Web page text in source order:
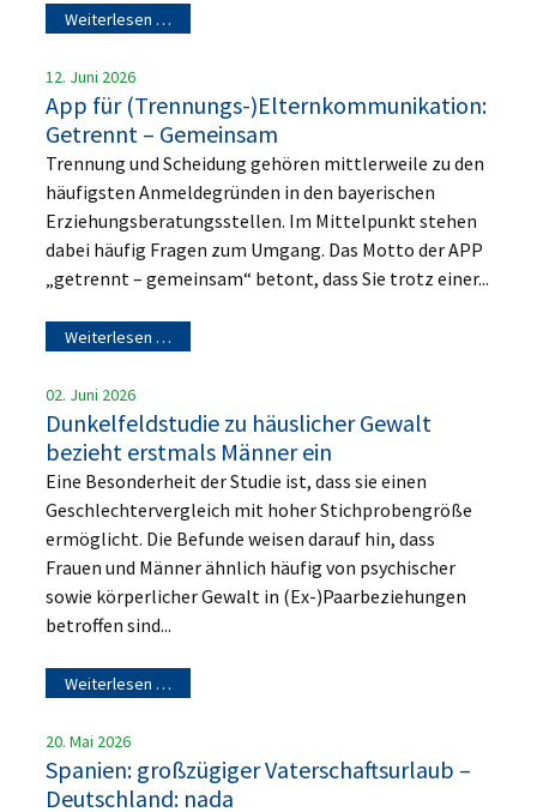
Weiterlesen …
12. Juni 2026
App für (Trennungs-)Elternkommunikation:
Getrennt – Gemeinsam
Trennung und Scheidung gehören mittlerweile zu den
häufigsten Anmeldegründen in den bayerischen
Erziehungsberatungsstellen. Im Mittelpunkt stehen
dabei häufig Fragen zum Umgang. Das Motto der APP
„getrennt – gemeinsam“ betont, dass Sie trotz einer...
Weiterlesen …
02. Juni 2026
Dunkelfeldstudie zu häuslicher Gewalt
bezieht erstmals Männer ein
Eine Besonderheit der Studie ist, dass sie einen
Geschlechtervergleich mit hoher Stichprobengröße
ermöglicht. Die Befunde weisen darauf hin, dass
Frauen und Männer ähnlich häufig von psychischer
sowie körperlicher Gewalt in (Ex-)Paarbeziehungen
betroffen sind...
Weiterlesen …
20. Mai 2026
Spanien: großzügiger Vaterschaftsurlaub –
Deutschland: nada